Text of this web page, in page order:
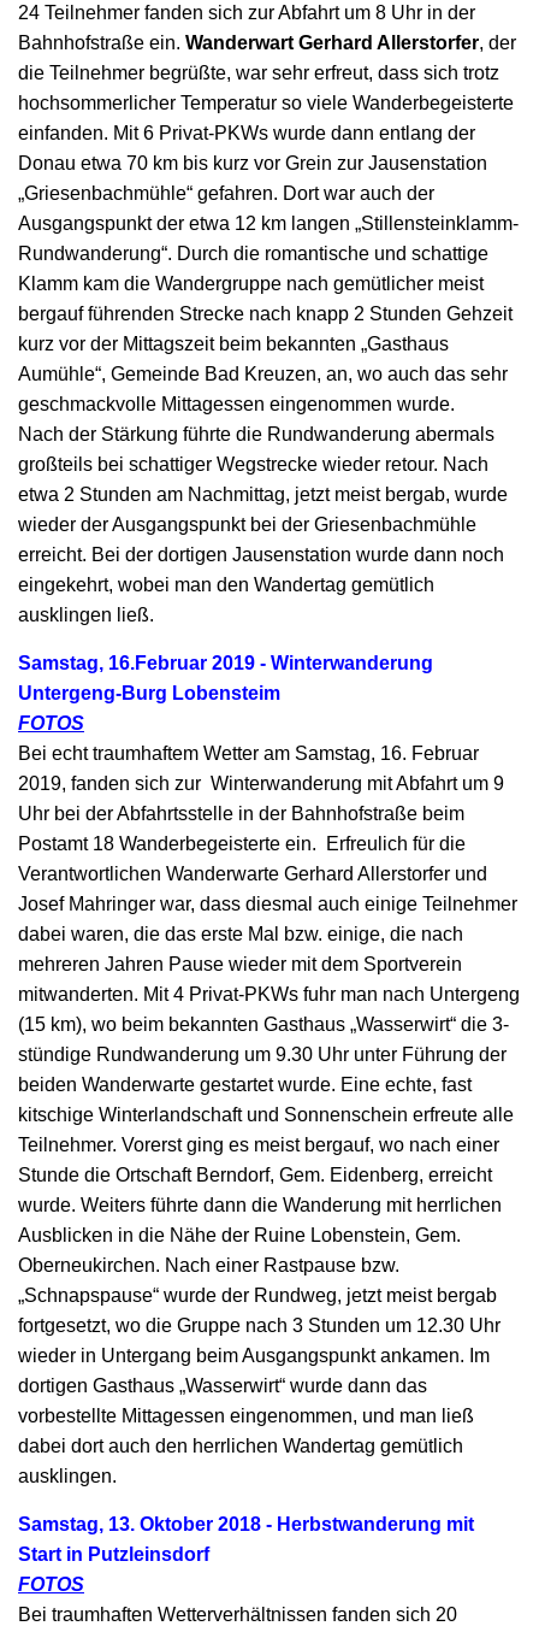
24 Teilnehmer fanden sich zur Abfahrt um 8 Uhr in der
Bahnhofstraße ein. Wanderwart Gerhard Allerstorfer, der
die Teilnehmer begrüßte, war sehr erfreut, dass sich trotz
hochsommerlicher Temperatur so viele Wanderbegeisterte
einfanden. Mit 6 Privat-PKWs wurde dann entlang der
Donau etwa 70 km bis kurz vor Grein zur Jausenstation
„Griesenbachmühle“ gefahren. Dort war auch der
Ausgangspunkt der etwa 12 km langen „Stillensteinklamm-
Rundwanderung“. Durch die romantische und schattige
Klamm kam die Wandergruppe nach gemütlicher meist
bergauf führenden Strecke nach knapp 2 Stunden Gehzeit
kurz vor der Mittagszeit beim bekannten „Gasthaus
Aumühle“, Gemeinde Bad Kreuzen, an, wo auch das sehr
geschmackvolle Mittagessen eingenommen wurde.
Nach der Stärkung führte die Rundwanderung abermals
großteils bei schattiger Wegstrecke wieder retour. Nach
etwa 2 Stunden am Nachmittag, jetzt meist bergab, wurde
wieder der Ausgangspunkt bei der Griesenbachmühle
erreicht. Bei der dortigen Jausenstation wurde dann noch
eingekehrt, wobei man den Wandertag gemütlich
ausklingen ließ.
Samstag, 16.Februar 2019 - Winterwanderung
Untergeng-Burg Lobensteim
FOTOS
Bei echt traumhaftem Wetter am Samstag, 16. Februar
2019, fanden sich zur Winterwanderung mit Abfahrt um 9
Uhr bei der Abfahrtsstelle in der Bahnhofstraße beim
Postamt 18 Wanderbegeisterte ein. Erfreulich für die
Verantwortlichen Wanderwarte Gerhard Allerstorfer und
Josef Mahringer war, dass diesmal auch einige Teilnehmer
dabei waren, die das erste Mal bzw. einige, die nach
mehreren Jahren Pause wieder mit dem Sportverein
mitwanderten. Mit 4 Privat-PKWs fuhr man nach Untergeng
(15 km), wo beim bekannten Gasthaus „Wasserwirt“ die 3-
stündige Rundwanderung um 9.30 Uhr unter Führung der
beiden Wanderwarte gestartet wurde. Eine echte, fast
kitschige Winterlandschaft und Sonnenschein erfreute alle
Teilnehmer. Vorerst ging es meist bergauf, wo nach einer
Stunde die Ortschaft Berndorf, Gem. Eidenberg, erreicht
wurde. Weiters führte dann die Wanderung mit herrlichen
Ausblicken in die Nähe der Ruine Lobenstein, Gem.
Oberneukirchen. Nach einer Rastpause bzw.
„Schnapspause“ wurde der Rundweg, jetzt meist bergab
fortgesetzt, wo die Gruppe nach 3 Stunden um 12.30 Uhr
wieder in Untergang beim Ausgangspunkt ankamen. Im
dortigen Gasthaus „Wasserwirt“ wurde dann das
vorbestellte Mittagessen eingenommen, und man ließ
dabei dort auch den herrlichen Wandertag gemütlich
ausklingen.
Samstag, 13. Oktober 2018 - Herbstwanderung mit
Start in Putzleinsdorf
FOTOS
Bei traumhaften Wetterverhältnissen fanden sich 20